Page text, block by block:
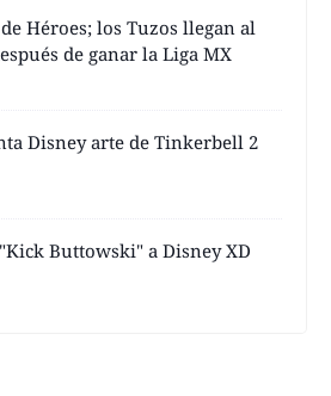
Héroes; los Tuzos llegan al
de ganar la Liga MX
Disney arte de Tinkerbell 2
Buttowski" a Disney XD